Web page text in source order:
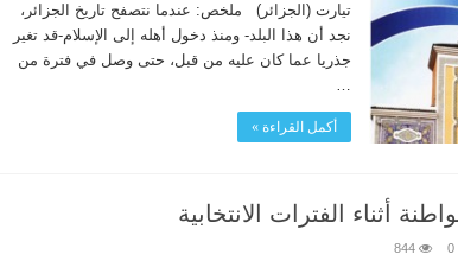
تيارت (الجزائر) ملخص: عندما نتصفح تاريخ الجزائر،
نجد أن هذا البلد- ومنذ دخول أهله إلى الإسلام-قد تغير
جذريا عما كان عليه من قبل، حتى وصل في فترة من
…
أكمل القراءة »
أثناء الفترات الانتخابية
0
844